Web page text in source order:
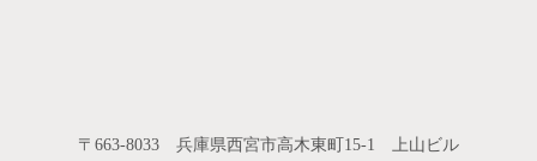
〒663-8033 兵庫県西宮市高木東町15-1 上山ビル